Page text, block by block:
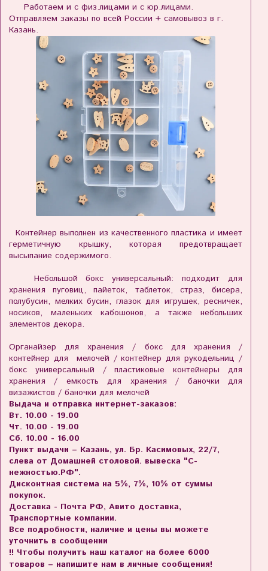
Работаем и с физ.лицами и с юр.лицами.
Отправляем заказы по всей России + самовывоз в г.
Казань.
Контейнер выполнен из качественного пластика и имеет
герметичную крышку, которая предотвращает
высыпание содержимого.
Небольшой бокс универсальный: подходит для
хранения пуговиц, пайеток, таблеток, страз, бисера,
полубусин, мелких бусин, глазок для игрушек, ресничек,
носиков, маленьких кабошонов, а также небольших
элементов декора.
Органайзер для хранения / бокс для хранения /
контейнер для мелочей / контейнер для рукодельниц /
бокс универсальный / пластиковые контейнеры для
хранения / емкость для хранения / баночки для
визажистов / баночки для мелочей
Выдача и отправка интернет-заказов:
Вт. 10.00 - 19.00
Чт. 10.00 - 19.00
Сб. 10.00 - 16.00
Пункт выдачи – Казань, ул. Бр. Касимовых, 22/7,
слева от Домашней столовой. вывеска "С-
нежностью.РФ".
Дисконтная система на 5%, 7%, 10% от суммы
покупок.
Доставка - Почта РФ, Авито доставка,
Транспортные компании.
Все подробности, наличие и цены вы можете
уточнить в сообщении
!! Чтобы получить наш каталог на более 6000
товаров – напишите нам в личные сообщения!